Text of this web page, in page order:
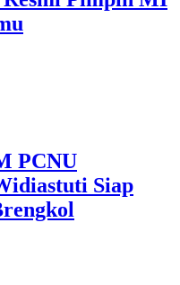
PCNU
Siap